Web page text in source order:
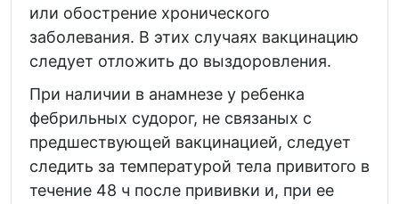
или обострение хронического
заболевания. В этих случаях вакцинацию
следует отложить до выздоровления.
При наличии в анамнезе у ребенка
фебрильных судорог, не связаных с
предшествующей вакцинацией, следует
следить за температурой тела привитого в
течение 48 ч после прививки и, при ее